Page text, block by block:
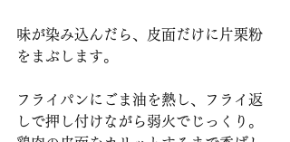
味が染み込んだら、皮面だけに片栗粉
をまぶします。
フライパンにごま油を熱し、フライ返
しで押し付けながら弱火でじっくり。